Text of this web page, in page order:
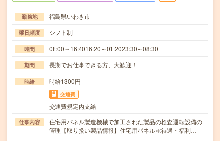
勤務地 福島県いわき市
曜日頻度 シフト制
時間 08:00～16:4016:20～01:2023:30～08:30
期間 長期でお仕事できる方、大歓迎！
時給 時給1300円
交通費
交通費規定内支給
仕事内容
住宅用パネル製造機械で加工された製品の検査運転設備の
管理【取り扱い製品情報】住宅用パネル≪待遇・福利…